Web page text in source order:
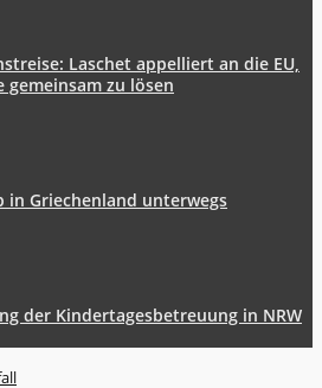
Laschet appelliert an die EU,
zu lösen
in Griechenland unterwegs
der Kindertagesbetreuung in NRW